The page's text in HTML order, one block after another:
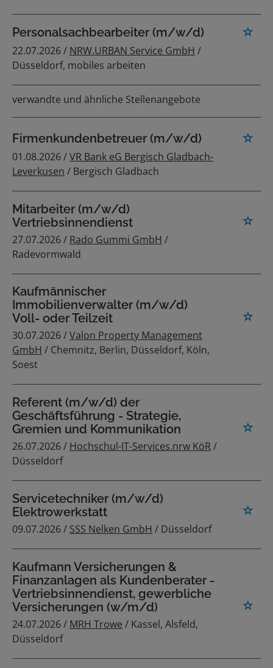
Personalsachbearbeiter (m/w/d)
22.07.2026 / NRW.URBAN Service GmbH /
Düsseldorf, mobiles arbeiten
verwandte und ähnliche Stellenangebote
Firmenkundenbetreuer (m/w/d)
01.08.2026 /VR Bank eG Bergisch Gladbach-
Leverkusen / Bergisch Gladbach
Mitarbeiter (m/w/d)
Vertriebsinnendienst
27.07.2026 / Rado Gummi GmbH /
Radevormwald
Kaufmännischer
Immobilienverwalter (m/w/d)
Voll- oder Teilzeit
30.07.2026 /Valon Property Management
GmbH / Chemnitz, Berlin, Düsseldorf, Köln,
Soest
Referent (m/w/d) der
Geschäftsführung - Strategie,
Gremien und Kommunikation
26.07.2026 / Hochschul-IT-Services.nrw KöR/
Düsseldorf
Servicetechniker (m/w/d)
Elektrowerkstatt
09.07.2026 / SSS Nelken GmbH / Düsseldorf
Kaufmann Versicherungen &
Finanzanlagen als Kundenberater -
Vertriebsinnendienst, gewerbliche
Versicherungen (w/m/d)
24.07.2026 / MRH Trowe / Kassel, Alsfeld,
Düsseldorf